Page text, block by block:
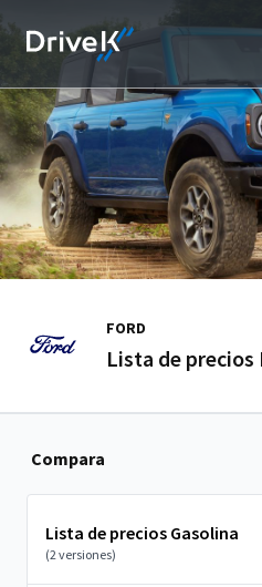
FORD
Lista de precios
Compara
Lista de precios Gasolina
(2 versiones)